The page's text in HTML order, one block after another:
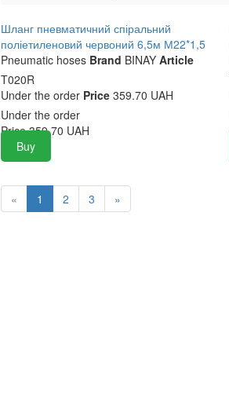
Шланг пневматичний спіральний
поліетиленовий червоний 6,5м М22*1,5
Pneumatic hoses Brand BINAY Article
T020R
Under the order Price359.70 UAH
Under the order
Price 359.70 UAH
Buy
« 1 2 3 »